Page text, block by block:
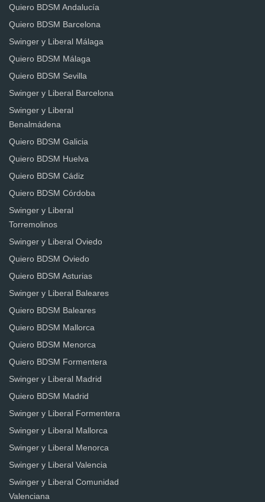
Quiero BDSM Andalucía
Quiero BDSM Barcelona
Swinger y Liberal Málaga
Quiero BDSM Málaga
Quiero BDSM Sevilla
Swinger y Liberal Barcelona
Swinger y Liberal
Benalmádena
Quiero BDSM Galicia
Quiero BDSM Huelva
Quiero BDSM Cádiz
Quiero BDSM Córdoba
Swinger y Liberal
Torremolinos
Swinger y Liberal Oviedo
Quiero BDSM Oviedo
Quiero BDSM Asturias
Swinger y Liberal Baleares
Quiero BDSM Baleares
Quiero BDSM Mallorca
Quiero BDSM Menorca
Quiero BDSM Formentera
Swinger y Liberal Madrid
Quiero BDSM Madrid
Swinger y Liberal Formentera
Swinger y Liberal Mallorca
Swinger y Liberal Menorca
Swinger y Liberal Valencia
Swinger y Liberal Comunidad
Valenciana